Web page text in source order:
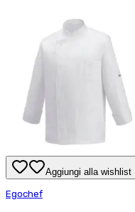
Aggiungi alla wishlist
Egochef